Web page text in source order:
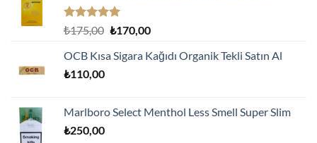
5 üzerinden
oy
aldı
₺175,00 Orijinal
₺175,00.
₺170,00Şu
fiyat:
OCB Kısa Sigara Kağıdı Organik Tekli Satın Al
₺110,00
Marlboro Select Menthol Less Smell Super Slim
₺250,00